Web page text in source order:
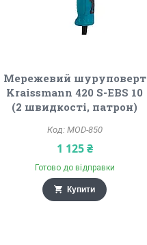
Мережевий шуруповерт
Kraissmann 420 S-EBS 10
(2 швидкості, патрон)
MOD-850
1 125 ₴
Готово до відправки
Купити